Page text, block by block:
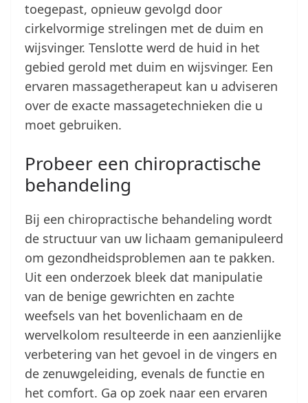
toegepast, opnieuw gevolgd door
cirkelvormige strelingen met de duim en
wijsvinger. Tenslotte werd de huid in het
gebied gerold met duim en wijsvinger. Een
ervaren massagetherapeut kan u adviseren
over de exacte massagetechnieken die u
moet gebruiken.
Probeer een chiropractische
behandeling
Bij een chiropractische behandeling wordt
de structuur van uw lichaam gemanipuleerd
om gezondheidsproblemen aan te pakken.
Uit een onderzoek bleek dat manipulatie
van de benige gewrichten en zachte
weefsels van het bovenlichaam en de
wervelkolom resulteerde in een aanzienlijke
verbetering van het gevoel in de vingers en
de zenuwgeleiding, evenals de functie en
het comfort. Ga op zoek naar een ervaren